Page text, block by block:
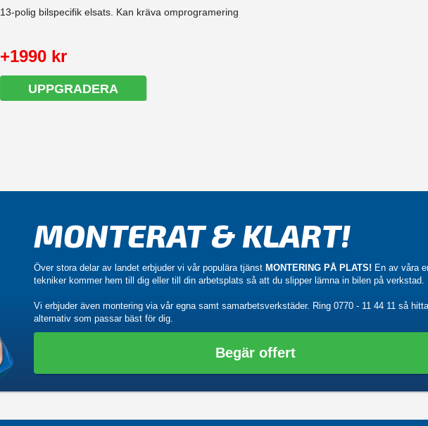
13-polig bilspecifik elsats. Kan kräva omprogramering
+1990 kr
UPPGRADERA
MONTERAT & KLART!
Över stora delar av landet erbjuder vi vår populära tjänst MONTERING PÅ PLATS! En av våra
tekniker kommer hem till dig eller till din arbetsplats så att du slipper lämna in bilen på verkstad.
Vi erbjuder även montering via vår egna samt samarbetsverkstäder. Ring 0770 - 11 44 11 så
alternativ som passar bäst för dig.
Begär offert